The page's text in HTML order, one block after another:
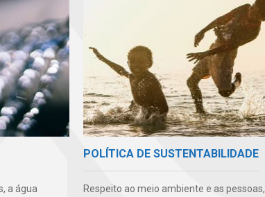
a água
POLÍTICA DE SUSTENTABILIDADE
Respeito ao meio ambiente e as pessoas,